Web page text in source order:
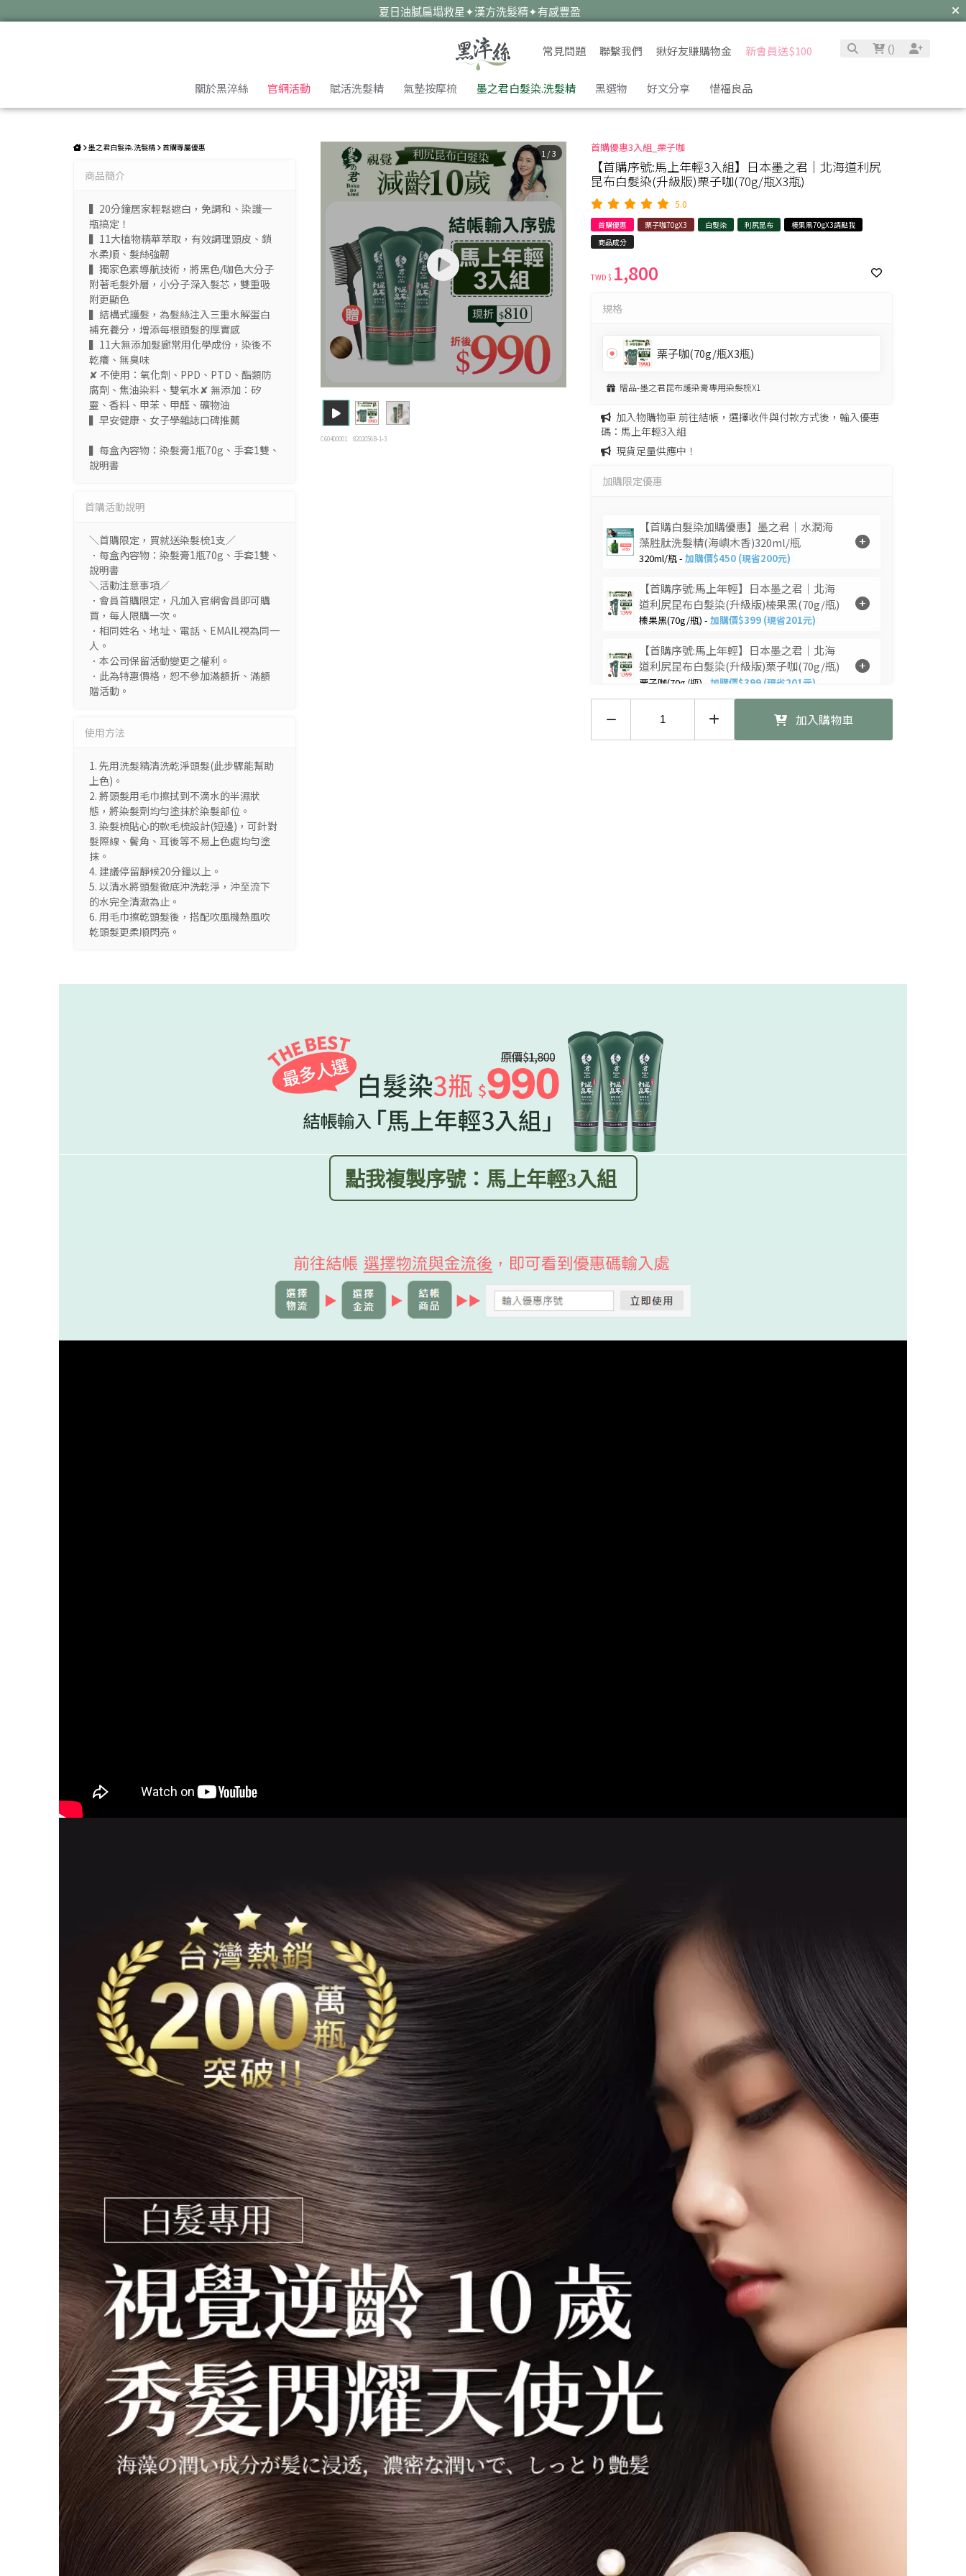
【首購序號:馬上年輕3入組】日本墨之君｜北海道利尻昆布白髮染(升級版)栗子咖(70g/瓶X3瓶) | 黑淬絲│植萃髮肌專家
遠離油癢雪花✦蜂膠洗髮精✦淨化平衡
暑假旅遊去✦外出自備✦洗護梳旅行組
常見問題 聯繫我們 揪好友賺購物金 新會員送$100 ()
關於黑淬絲 官網活動 賦活洗髮精 氣墊按摩梳 墨之君白髮染.洗髮精 黑選物 好文分享 惜福良品
墨之君白髮染.洗髮精 首購專屬優惠
商品簡介
▍20分鐘居家輕鬆遮白，免調和、染護一
瓶搞定！
▍11大植物精華萃取，有效調理頭皮、鎖
水柔順、髮絲強韌
▍獨家色素導航技術，將黑色/咖色大分子
附著毛髮外層，小分子深入髮芯，雙重吸
附更顯色
▍結構式護髮，為髮絲注入三重水解蛋白
補充養分，增添每根頭髮的厚實感
▍11大無添加髮廊常用化學成份，染後不
乾癢、無臭味
✘ 不使用：氧化劑、PPD、PTD、酯類防
腐劑、焦油染料、雙氧水✘ 無添加：矽
靈、香料、甲苯、甲醛、礦物油
▍早安健康、女子學雜誌口碑推薦
▍每盒內容物：染髮膏1瓶70g、手套1雙、
說明書
首購活動說明
＼首購限定，買就送染髮梳1支／
．每盒內容物：染髮膏1瓶70g、手套1雙、
說明書
＼活動注意事項／
．會員首購限定，凡加入官網會員即可購
買，每人限購一次。
．相同姓名、地址、電話、EMAIL視為同一
人。
．本公司保留活動變更之權利。
．此為特惠價格，恕不參加滿額折、滿額
贈活動。
使用方法
1. 先用洗髮精清洗乾淨頭髮(此步驟能幫助
上色)。
2. 將頭髮用毛巾擦拭到不滴水的半濕狀
態，將染髮劑均勻塗抹於染髮部位。
3. 染髮梳貼心的軟毛梳設計(短邊)，可針對
髮際線、鬢角、耳後等不易上色處均勻塗
抹。
4. 建議停留靜候20分鐘以上。
5. 以清水將頭髮徹底沖洗乾淨，沖至流下
的水完全清澈為止。
6. 用毛巾擦乾頭髮後，搭配吹風機熱風吹
乾頭髮更柔順閃亮。
1 /3
C60400001 8202056B-1-3
首購優惠3入組_栗子咖
【首購序號:馬上年輕3入組】日本墨之君｜北海道利尻
昆布白髮染(升級版)栗子咖(70g/瓶X3瓶)
5.0
首購優惠 栗子咖70gX3 白髮染 利尻昆布
榛果黑70gX3請點我
商品成分
TWD $ 1,800
規格
栗子咖(70g/瓶X3瓶)
贈品-墨之君昆布護染膏專用染髮梳X1
加入物購物車 前往結帳，選擇收件與付款方式後，輸入優惠
碼：馬上年輕3入組
現貨足量供應中！
加購限定優惠
【首購白髮染加購優惠】墨之君｜水潤海
藻胜肽洗髮精(海嶼木香)320ml/瓶
320ml/瓶 -加購價$450 (現省200元)
【首購序號:馬上年輕】日本墨之君｜北海
道利尻昆布白髮染(升級版)榛果黑(70g/瓶)
榛果黑(70g/瓶) -加購價$399 (現省201元)
【首購序號:馬上年輕】日本墨之君｜北海
道利尻昆布白髮染(升級版)栗子咖(70g/瓶)
栗子咖(70g/瓶) -加購價$399 (現省201元)
墨之君染髮專用披肩
加購價$229 (現省191元)
加入購物車
點我複製序號：馬上年輕3入組